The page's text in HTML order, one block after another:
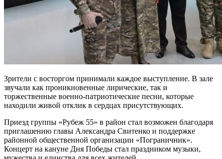
Зрители с восторгом принимали каждое выступление. В зале
звучали как проникновенные лирические, так и
торжественные военно-патриотические песни, которые
находили живой отклик в сердцах присутствующих.
Приезд группы «Рубеж 55» в район стал возможен благодаря
приглашению главы Александра Свитенко и поддержке
районной общественной организации «Пограничник».
Концерт на кануне Дня Победы стал праздником музыки,